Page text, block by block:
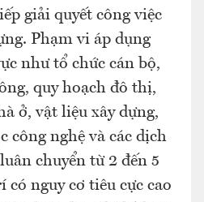
giải quyết công việc
Phạm vi áp dụng
như tổ chức cán bộ,
quy hoạch đô thị,
ở, vật liệu xây dựng,
công nghệ và các dịch
chuyển từ 2 đến 5
nguy cơ tiêu cực cao